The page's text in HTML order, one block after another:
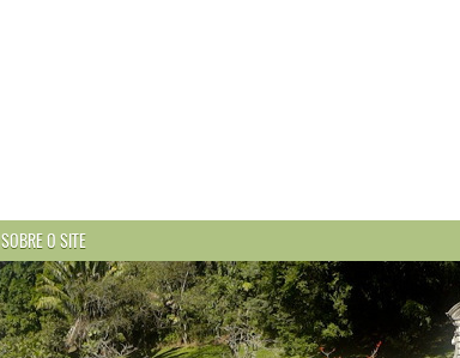
SOBRE O SITE